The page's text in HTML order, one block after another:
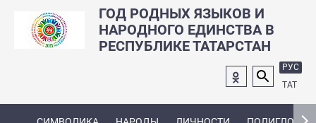
ГОД РОДНЫХ ЯЗЫКОВ И
НАРОДНОГО ЕДИНСТВА В
РЕСПУБЛИКЕ ТАТАРСТАН
РУС
ТАТ